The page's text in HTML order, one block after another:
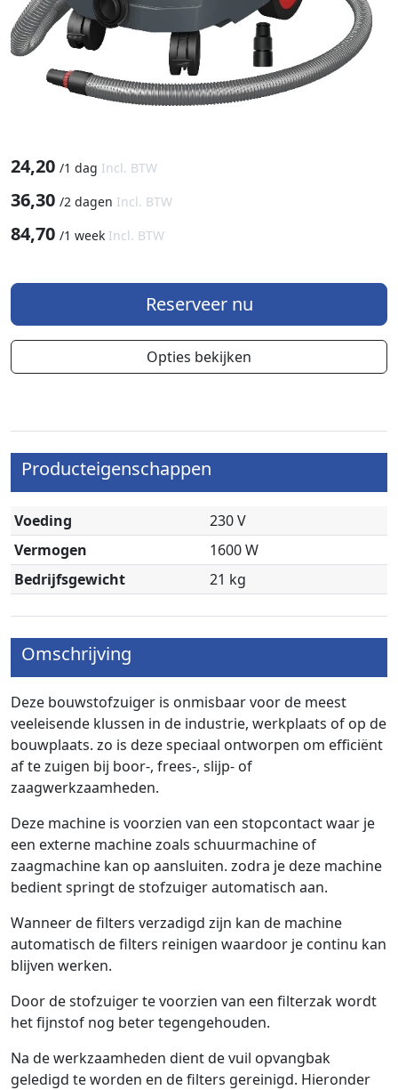
24,20 /1 dag Incl. BTW
36,30 /2 dagen Incl. BTW
84,70 /1 week Incl. BTW
Reserveer nu
Opties bekijken
Producteigenschappen
Voeding
230 V
Vermogen
1600 W
Bedrijfsgewicht
21 kg
Omschrijving
Deze bouwstofzuiger is onmisbaar voor de meest
veeleisende klussen in de industrie, werkplaats of op de
bouwplaats. zo is deze speciaal ontworpen om efficiënt
af te zuigen bij boor-, frees-, slijp- of
zaagwerkzaamheden.
Deze machine is voorzien van een stopcontact waar je
een externe machine zoals schuurmachine of
zaagmachine kan op aansluiten. zodra je deze machine
bedient springt de stofzuiger automatisch aan.
Wanneer de filters verzadigd zijn kan de machine
automatisch de filters reinigen waardoor je continu kan
blijven werken.
Door de stofzuiger te voorzien van een filterzak wordt
het fijnstof nog beter tegengehouden.
Na de werkzaamheden dient de vuil opvangbak
geledigd te worden en de filters gereinigd. Hieronder